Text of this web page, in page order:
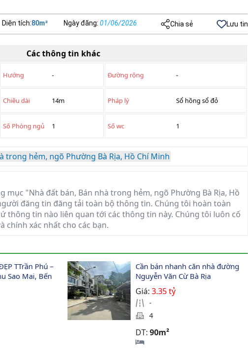
Diện tích:80m² Ngày đăng: 01/06/2026 Chia sẻ Lưu tin
Các thông tin khác
Hướng - Đường rộng -
Chiều dài 14m Pháp lý Sổ hồng sổ đỏ
Số Phòng ngủ 1 Số wc 1
trong hẻm, ngõ Phường Bà Rịa, Hồ Chí Minh
mục "Nhà đất bán, Bán nhà trong hẻm, ngõ Phường Bà Rịa, Hồ
đăng tin đăng tải toàn bộ thông tin. Chúng tôi hoàn toàn
thông tin nào liên quan tới các thông tin này. Chúng tôi luôn cố
chính xác nhất cho các bạn.
TTrần Phú –
Sao Mai, Bến
Cần bán nhanh căn nhà đường
Nguyễn Văn Cừ Bà Rịa
Giá: 3.35 tỷ
-
4
DT: 90m²